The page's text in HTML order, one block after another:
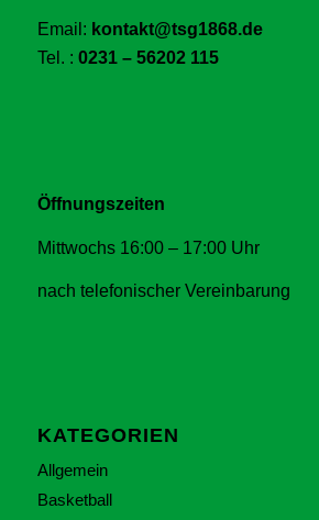
Email: kontakt@tsg1868.de
Tel. : 0231 – 56202 115
Öffnungszeiten
Mittwochs 16:00 – 17:00 Uhr
nach telefonischer Vereinbarung
KATEGORIEN
Allgemein
Basketball